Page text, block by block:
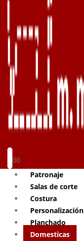
00
Patronaje
Salas de corte
Costura
Personalización
Planchado
Domesticas